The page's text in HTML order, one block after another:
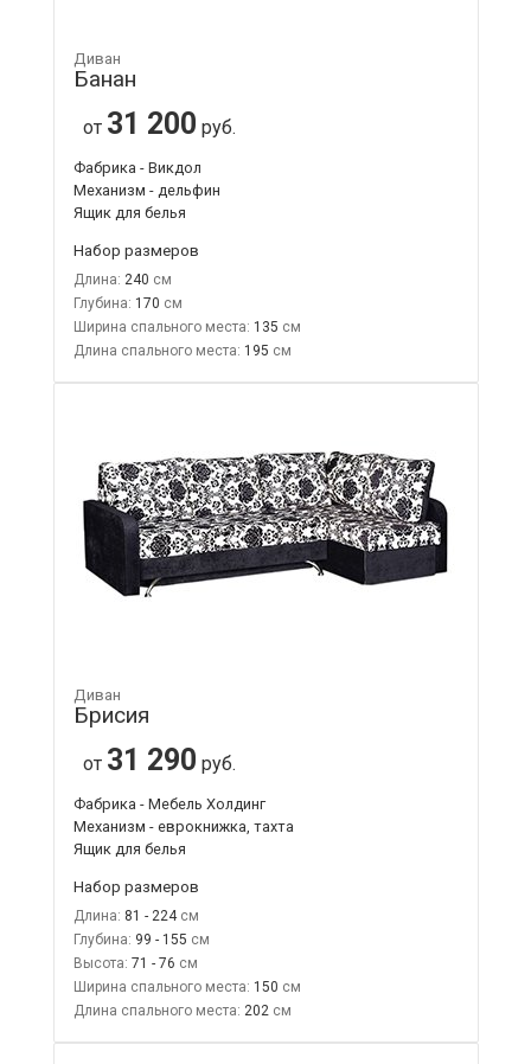
Диван
Банан
от 31 200 руб.
Фабрика - Викдол
Механизм - дельфин
Ящик для белья
Набор размеров
Длина: 240
Глубина: 170
Ширина спального места: 135
Длина спального места: 195
Диван
Брисия
от 31 290 руб.
Фабрика - Мебель Холдинг
Механизм - еврокнижка, тахта
Ящик для белья
Набор размеров
Длина: 81 - 224
Глубина: 99 - 155
Высота: 71 - 76
Ширина спального места: 150
Длина спального места: 202